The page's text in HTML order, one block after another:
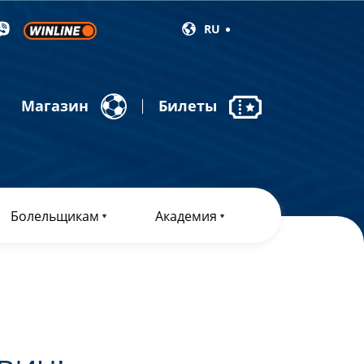
RU
Магазин Билеты
Болельщикам Академия